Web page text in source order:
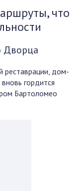
что
Дворца
реставрации, дом-
гордится
Бартоломео